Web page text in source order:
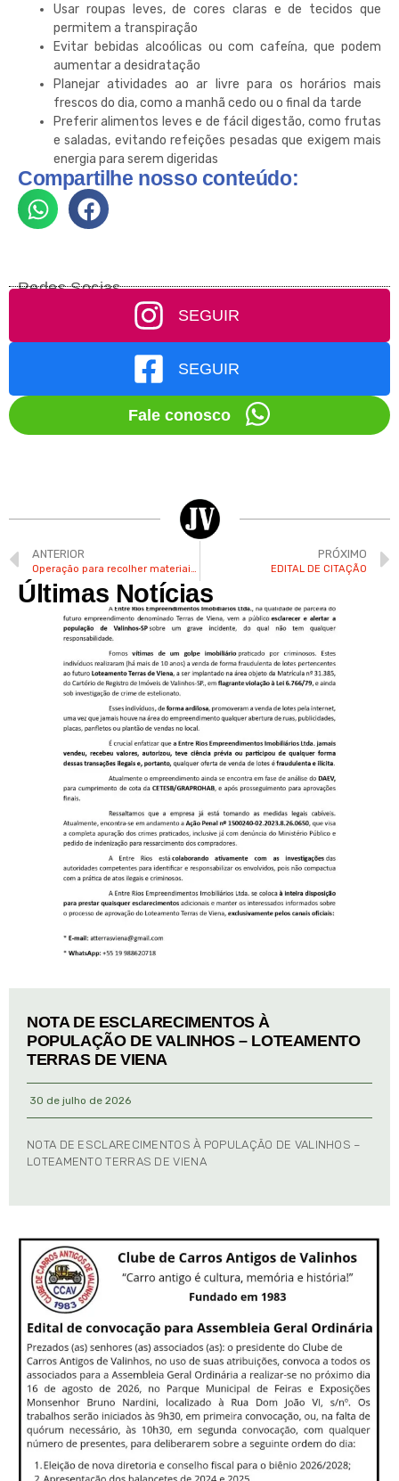
Usar roupas leves, de cores claras e de tecidos que
permitem a transpiração
Evitar bebidas alcoólicas ou com cafeína, que podem
aumentar a desidratação
Planejar atividades ao ar livre para os horários mais
frescos do dia, como a manhã cedo ou o final da tarde
Preferir alimentos leves e de fácil digestão, como frutas
e saladas, evitando refeições pesadas que exigem mais
energia para serem digeridas
Compartilhe nosso conteúdo:
Redes Socias
SEGUIR
SEGUIR
Fale conosco
ANTERIOR
Operação para recolher materiais inservíveis em Valinhos começa neste sábado
PRÓXIMO
EDITAL DE CITAÇÃO
Últimas Notícias
NOTA DE ESCLARECIMENTOS À
POPULAÇÃO DE VALINHOS – LOTEAMENTO
TERRAS DE VIENA
30 de julho de 2026
NOTA DE ESCLARECIMENTOS À POPULAÇÃO DE VALINHOS –
LOTEAMENTO TERRAS DE VIENA